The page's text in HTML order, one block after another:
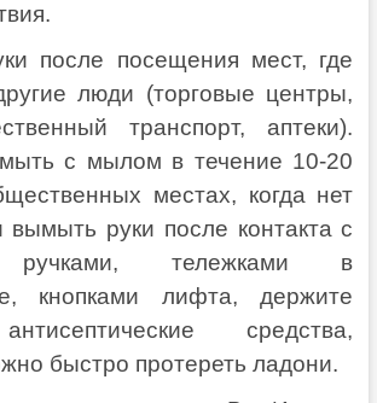
после посещения мест, где
люди (торговые центры,
транспорт, аптеки).
с мылом в течение 10-20
местах, когда нет
вымыть руки после контакта с
ручками, тележками в
кнопками лифта, держите
средства,
быстро протереть ладони.